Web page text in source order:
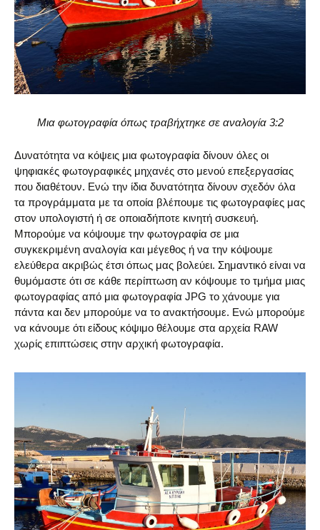
Μια φωτογραφία όπως τραβήχτηκε σε αναλογία 3:2
Δυνατότητα να κόψεις μια φωτογραφία δίνουν όλες οι
ψηφιακές φωτογραφικές μηχανές στο μενού επεξεργασίας
που διαθέτουν. Ενώ την ίδια δυνατότητα δίνουν σχεδόν όλα
τα προγράμματα με τα οποία βλέπουμε τις φωτογραφίες μας
στον υπολογιστή ή σε οποιαδήποτε κινητή συσκευή.
Μπορούμε να κόψουμε την φωτογραφία σε μια
συγκεκριμένη αναλογία και μέγεθος ή να την κόψουμε
ελεύθερα ακριβώς έτσι όπως μας βολεύει. Σημαντικό είναι να
θυμόμαστε ότι σε κάθε περίπτωση αν κόψουμε το τμήμα μιας
φωτογραφίας από μια φωτογραφία JPG το χάνουμε για
πάντα και δεν μπορούμε να το ανακτήσουμε. Ενώ μπορούμε
να κάνουμε ότι είδους κόψιμο θέλουμε στα αρχεία RAW
χωρίς επιπτώσεις στην αρχική φωτογραφία.